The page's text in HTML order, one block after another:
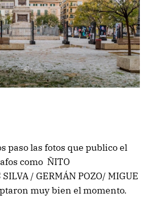
paso las fotos que publico el
como ÑITO
/ GERMÁN POZO/ MIGUE
muy bien el momento.